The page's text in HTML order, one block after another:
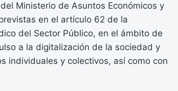
Ministerio de Asuntos Económicos y
en el artículo 62 de la
del Sector Público, en el ámbito de
a la digitalización de la sociedad y
individuales y colectivos, así como con